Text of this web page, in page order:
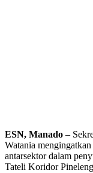
ESN, Manado –
Watania
antarsektor dalam
Tateli Koridor